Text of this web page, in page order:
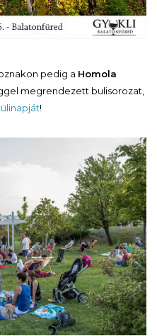
pedig a Homola
megrendezett bulisorozat,
!